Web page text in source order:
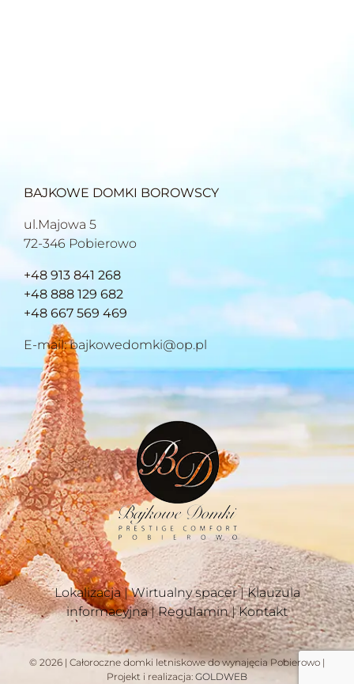
BAJKOWE DOMKI BOROWSCY
ul.Majowa 5
72-346 Pobierowo
+48 913 841 268
+48 888 129 682
+48 667 569 469
E-mail: bajkowedomki@op.pl
Lokalizacja|Wirtualny spacer|Klauzula
informacyjna|Regulamin|Kontakt
© 2026 | Całoroczne domki letniskowe do wynajęcia Pobierowo |
Projekt i realizacja: GOLDWEB